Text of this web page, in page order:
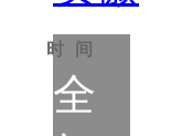
时间
全